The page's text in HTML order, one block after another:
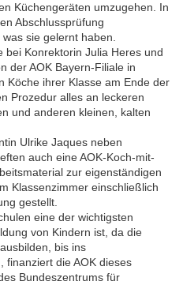
Küchengeräten umzugehen. In
Abschlussprüfung
sie gelernt haben.
Konrektorin Julia Heres und
der AOK Bayern-Filiale in
Köche ihrer Klasse am Ende der
Prozedur alles an leckeren
und anderen kleinen, kalten
Ulrike Jaques neben
auch eine AOK-Koch-mit-
zur eigenständigen
Klassenzimmer einschließlich
gestellt.
eine der wichtigsten
von Kindern ist, da die
bis ins
finanziert die AOK dieses
Bundeszentrums für